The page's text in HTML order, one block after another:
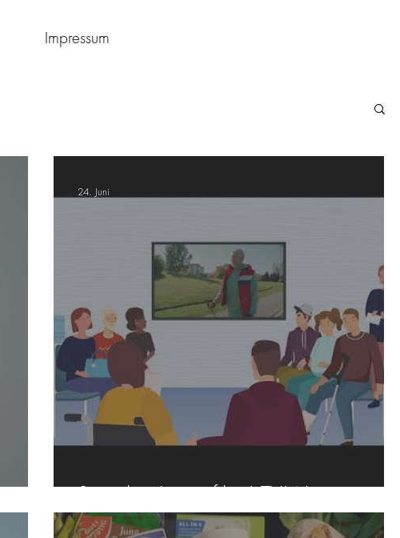
Impressum
Sprecher Imagefilm | TV-Wartezimmer
24. Juni